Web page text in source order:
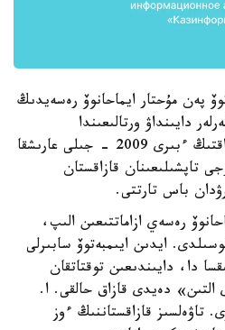
پەن مۇحتار ايماحانوۆ رەسەيدىڭ
دايىنداۋ ورتالىعىندا
دايىندىقتان ءوتتى. ەكى قازاقتىڭ ءبىرى 2009 - جىلى عارىشقا
تاپشىلىعىنان قازاقستان
باس تارتتى.
رەسەي ازاماتتىعىن الىپ،
ايدىن ايىمبەتوۆ سابىرلى
دا، دايىندىعىن توقتاتقان
دەيدى قازاق حالقى. ا.
تاۋەلسىز قازاقستاننىڭ ءوز